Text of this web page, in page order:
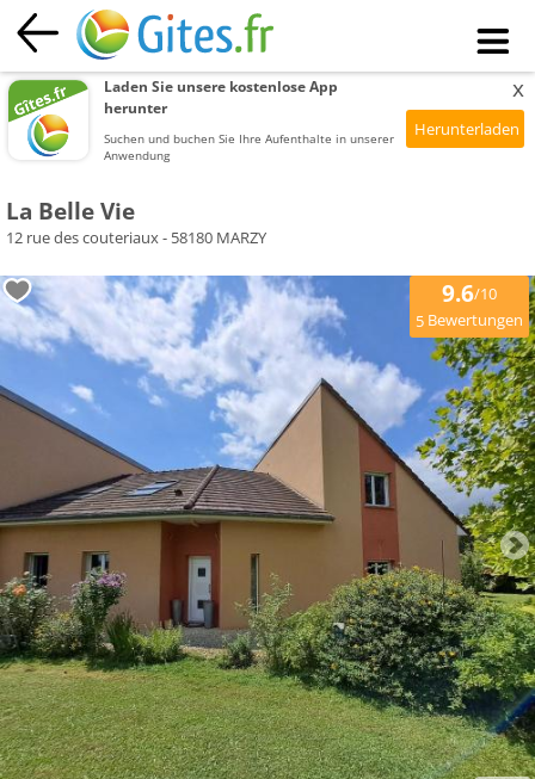
Laden Sie unsere kostenlose App
herunter
Suchen und buchen Sie Ihre Aufenthalte in unserer
Anwendung
x
La Belle Vie
12 rue des couteriaux - 58180 MARZY
9.6/10
5 Bewertungen